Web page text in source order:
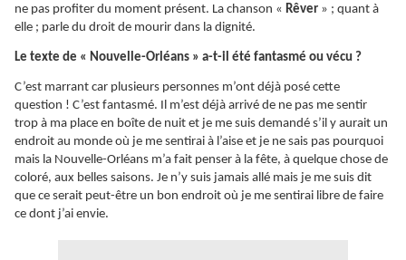
ne pas profiter du moment présent. La chanson « Rêver » ; quant à
elle ; parle du droit de mourir dans la dignité.
Le texte de « Nouvelle-Orléans » a-t-il été fantasmé ou vécu ?
C’est marrant car plusieurs personnes m’ont déjà posé cette
question ! C’est fantasmé. Il m’est déjà arrivé de ne pas me sentir
trop à ma place en boîte de nuit et je me suis demandé s’il y aurait un
endroit au monde où je me sentirai à l’aise et je ne sais pas pourquoi
mais la Nouvelle-Orléans m’a fait penser à la fête, à quelque chose de
coloré, aux belles saisons. Je n’y suis jamais allé mais je me suis dit
que ce serait peut-être un bon endroit où je me sentirai libre de faire
ce dont j’ai envie.